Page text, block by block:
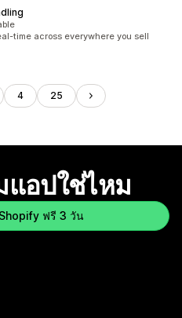
time across everywhere you sell
4 25
แอปใช่ไหม
ฟรี 3 วัน